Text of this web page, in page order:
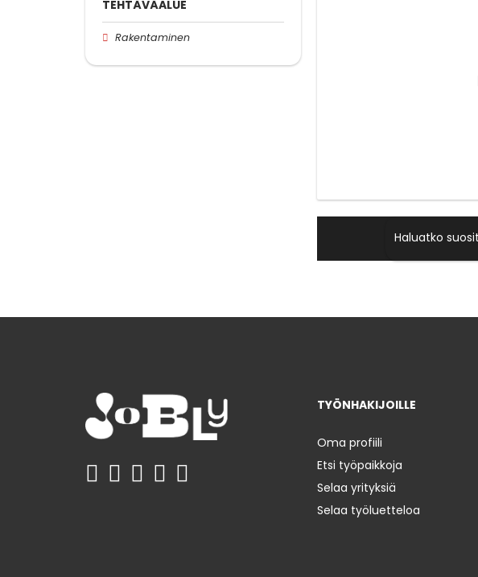
Haluatko
TEHTÄVÄALUE
Rakentaminen
TYÖNHAKIJOILLE
Oma profiili
Etsi työpaikkoja
Selaa yrityksiä
Selaa työluetteloa